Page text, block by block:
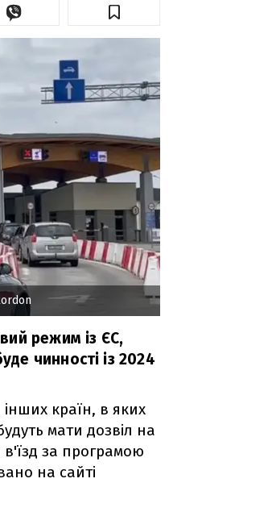
режим із ЄС,
чинності із 2024
інших країн, в яких
мати дозвіл на
за програмою
на сайті